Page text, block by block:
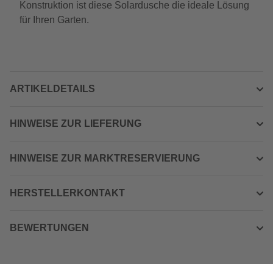
Konstruktion ist diese Solardusche die ideale Lösung
für Ihren Garten.
ARTIKELDETAILS
HINWEISE ZUR LIEFERUNG
HINWEISE ZUR MARKTRESERVIERUNG
HERSTELLERKONTAKT
BEWERTUNGEN